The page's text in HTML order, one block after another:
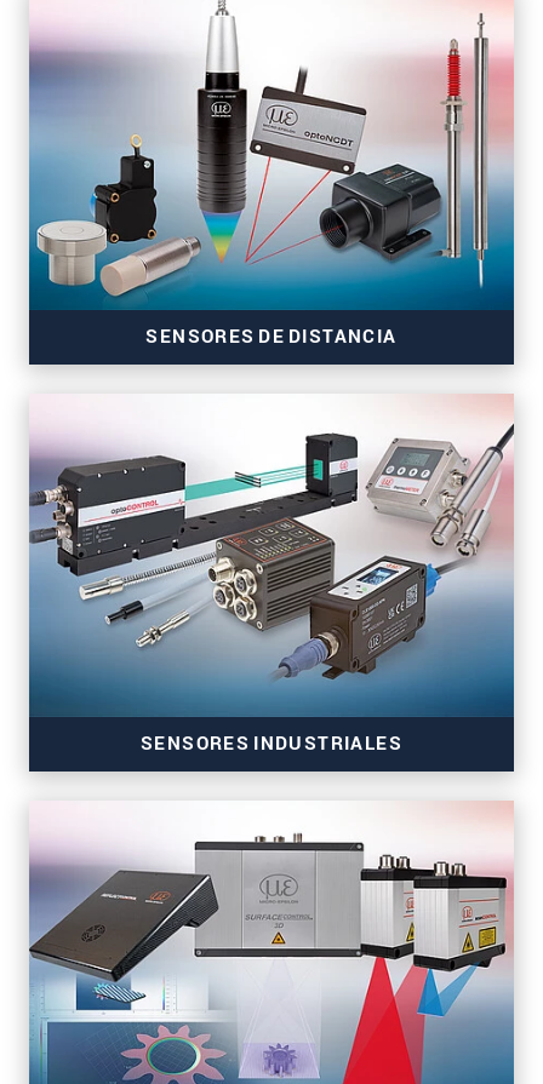
SENSORES DE DISTANCIA
Sensores de distancia de gran precisión para los
sectores de la automatización y la ingeniería
mecánica
SENSORES INDUSTRIALES
Sensores de color, inclinación, presencia y
temperatura